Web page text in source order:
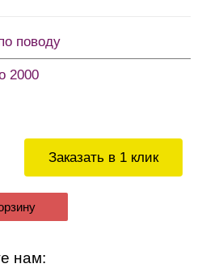
Заказать в 1 клик
нам:
поводу
2000